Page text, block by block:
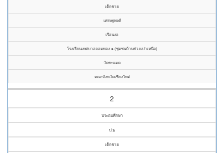
เด็กชาย
เศรษฐพงศ์
เรือนงอ
โรงเรียนเทศบาลจอมทอง ๑ (ชุมชนบ้านข่วงเปาเหนือ)
วัดขะแมด
คณะจังหวัดเชียงใหม่
2
ประถมศึกษา
ป.๖
เด็กชาย